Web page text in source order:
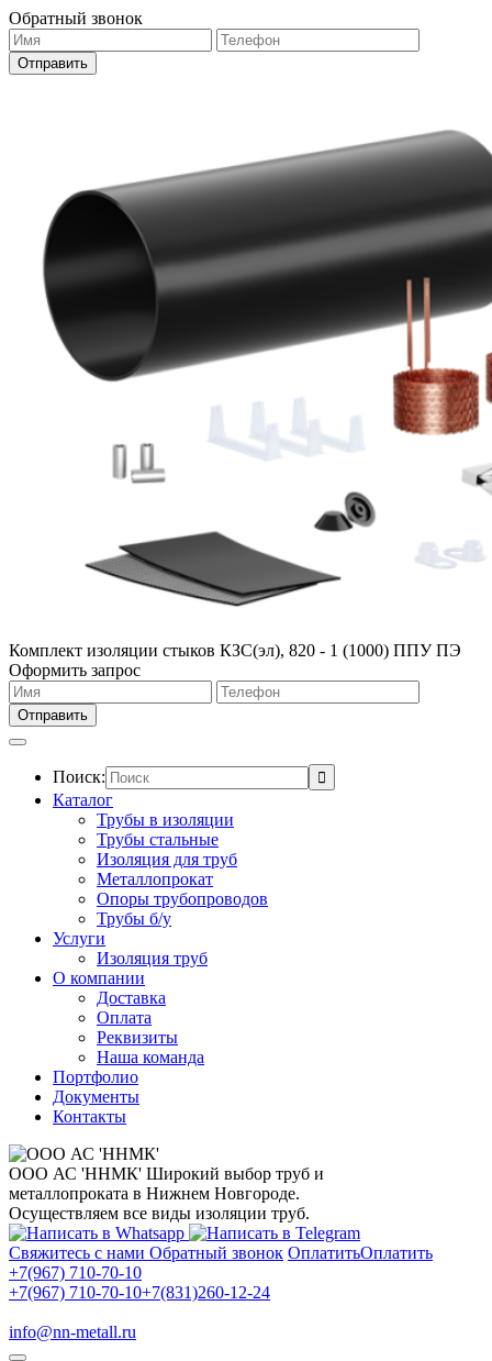
Обратный звонок
Комплект изоляции стыков КЗС(эл), 820 - 1 (1000) ППУ ПЭ
Оформить запрос
Поиск:
Каталог
Трубы в изоляции
Трубы стальные
Изоляция для труб
Металлопрокат
Опоры трубопроводов
Трубы б/у
Услуги
Изоляция труб
О компании
Доставка
Оплата
Реквизиты
Наша команда
Портфолио
Документы
Контакты
ООО АС 'ННМК' Широкий выбор труб и
металлопроката в Нижнем Новгороде.
Осуществляем все виды изоляции труб.
Свяжитесь с нами Обратный звонок ОплатитьОплатить
+7(967) 710-70-10
+7(967) 710-70-10+7(831)260-12-24
info@nn-metall.ru